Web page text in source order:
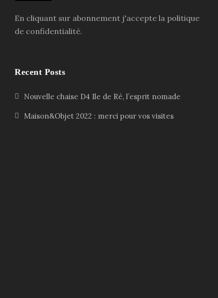
En cliquant sur abonnement j'accepte la politique
de confidentialité.
Recent Posts
Nouvelle chaise D4 Ile de Ré, l’esprit nomade
Maison&Objet 2022 : merci pour vos visites